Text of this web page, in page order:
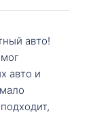
авто!
авто и